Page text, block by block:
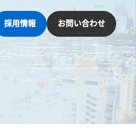
採用情報 お問い合わせ